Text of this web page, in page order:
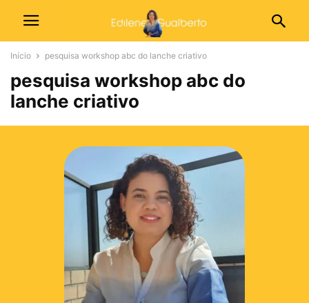
Início pesquisa workshop abc do lanche criativo
pesquisa workshop abc do
lanche criativo